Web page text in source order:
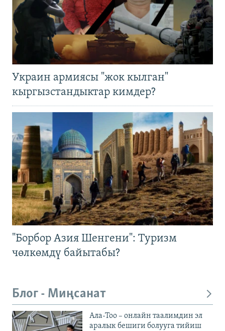
Украин армиясы "жок кылган"
кыргызстандыктар кимдер?
"Борбор Азия Шенгени": Туризм
чөлкөмдү байытабы?
Блог - Миңсанат
Ала-Тоо – онлайн таалимдин эл
аралык бешиги болууга тийиш